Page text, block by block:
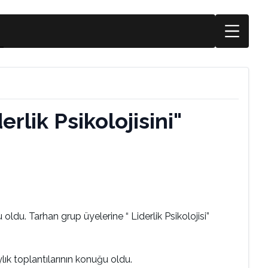
Psikolojisini"
Tarhan grup üyelerine “ Liderlik Psikolojisi”
toplantılarının konuğu oldu.